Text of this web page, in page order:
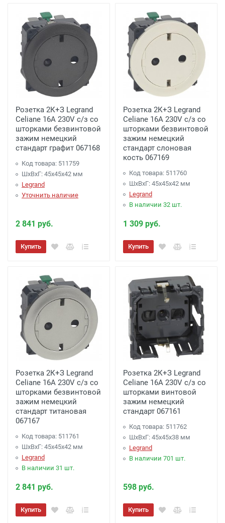
Розетка 2К+З Legrand
Celiane 16A 230V с/з со
шторками безвинтовой
зажим немецкий
стандарт графит 067168
Код товара: 511759
ШхВхГ: 45x45x42 мм
Legrand
Уточнить наличие
2 841 руб.
Купить
Розетка 2К+З Legrand
Celiane 16A 230V с/з со
шторками безвинтовой
зажим немецкий
стандарт слоновая
кость 067169
Код товара: 511760
ШхВхГ: 45x45x42 мм
Legrand
В наличии 32 шт.
1 309 руб.
Купить
Розетка 2К+З Legrand
Celiane 16A 230V с/з со
шторками безвинтовой
зажим немецкий
стандарт титановая
067167
Код товара: 511761
ШхВхГ: 45x45x42 мм
Legrand
В наличии 31 шт.
2 841 руб.
Купить
Розетка 2К+З Legrand
Celiane 16A 230V с/з со
шторками винтовой
зажим немецкий
стандарт 067161
Код товара: 511762
ШхВхГ: 45x45x38 мм
Legrand
В наличии 701 шт.
598 руб.
Купить